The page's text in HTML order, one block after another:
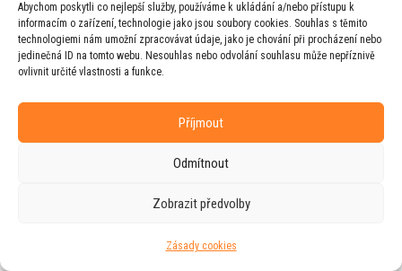
Abychom poskytli co nejlepší služby, používáme k ukládání a/nebo přístupu k
informacím o zařízení, technologie jako jsou soubory cookies. Souhlas s těmito
technologiemi nám umožní zpracovávat údaje, jako je chování při procházení nebo
jedinečná ID na tomto webu. Nesouhlas nebo odvolání souhlasu může nepříznivě
ovlivnit určité vlastnosti a funkce.
Příjmout
Odmítnout
Zobrazit předvolby
Zásady cookies
© 2026 Jiří Horecký – Osobní stránky Jiřího
Horeckého
Web vytvořila firma